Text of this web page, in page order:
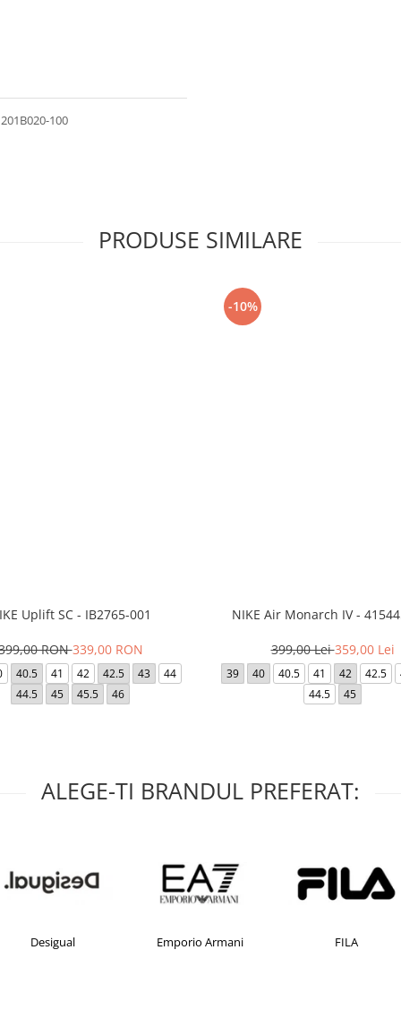
100
PRODUSE SIMILARE
Uplift SC - IB2765-001
RON339,00 RON
40.5 41 42 42.5 43
44
44.5
45 45.5 46
-10%
NIKE Air Monarch IV -
399,00 Lei359,00 Lei
39 40 40.5 41 42 42.5
44.5
45
ALEGE-TI BRANDUL PREFERAT:
Desigual Emporio Armani FILA